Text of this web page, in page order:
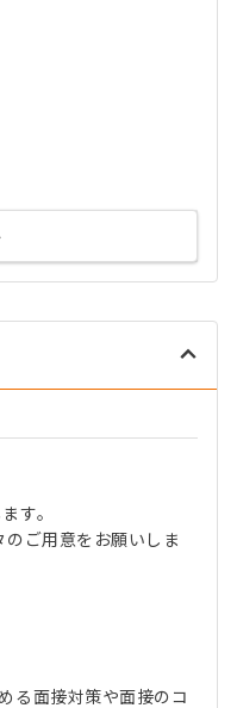
す。
ご用意をお願いしま
る面接対策や面接のコ